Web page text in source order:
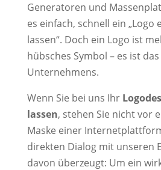
Generatoren und
es einfach, schnell ein „Logo
lassen“. Doch ein Logo ist
hübsches Symbol – es ist
Unternehmens.
Wenn Sie bei uns Ihr
lassen, stehen Sie nicht vor
Maske einer
direkten Dialog mit unseren
davon überzeugt: Um ein